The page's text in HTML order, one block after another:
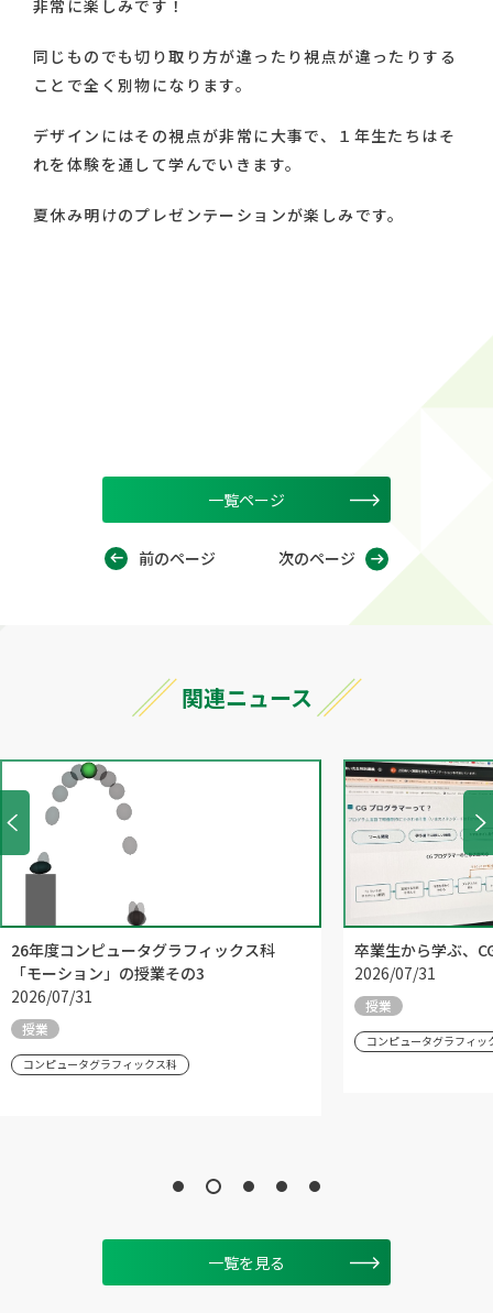
非常に楽しみです！
同じものでも切り取り方が違ったり視点が違ったりする
ことで全く別物になります。
デザインにはその視点が非常に大事で、１年生たちはそ
れを体験を通して学んでいきます。
夏休み明けのプレゼンテーションが楽しみです。
前のページ
一覧ページ
次のページ
関連ニュース
26年度コンピュータグラフィックス科
「モーション」の授業その3
2026/07/31
授業
コンピュータグラフィックス科
卒業生から学ぶ、
2026/07/31
授業
コンピュータグラフィッ
一覧を見る